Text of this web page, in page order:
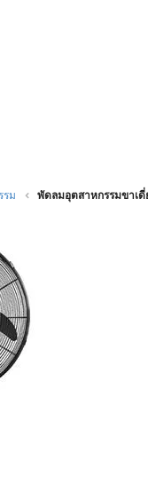
รม พัดลมอุตสาหกรรมขาเดี่